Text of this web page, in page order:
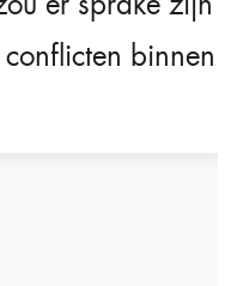
binnen